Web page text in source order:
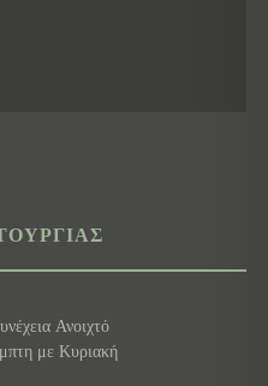
Ανοιχτό
με Κυριακή